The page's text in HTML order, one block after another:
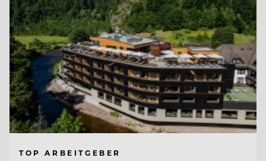
TOP ARBEITGEBER